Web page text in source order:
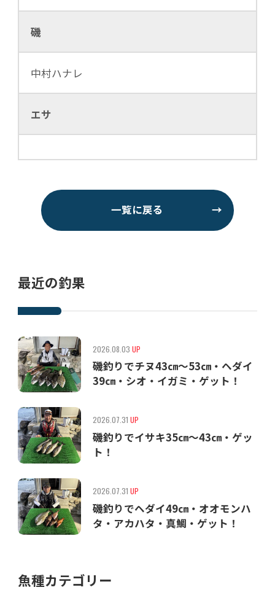
磯
中村ハナレ
エサ
一覧に戻る →
最近の釣果
2026.08.03 UP
磯釣りでチヌ43㎝〜53㎝・ヘダイ
39㎝・シオ・イガミ・ゲット！
2026.07.31 UP
磯釣りでイサキ35㎝〜43㎝・ゲッ
ト！
2026.07.31 UP
磯釣りでヘダイ49㎝・オオモンハ
タ・アカハタ・真鯛・ゲット！
魚種カテゴリー